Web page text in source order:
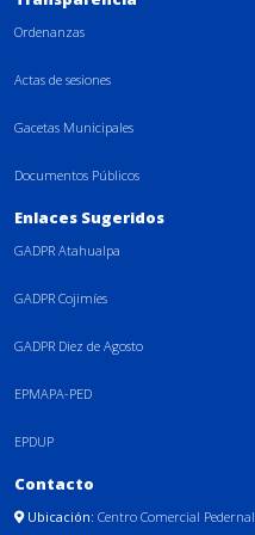
Ordenanzas
Actas de sesiones
Gacetas Municipales
Documentos Públicos
Enlaces Sugeridos
GADPR Atahualpa
GADPR Cojimíes
GADPR Diez de Agosto
EPMAPA-PED
EPDUP
Contacto
Ubicación: Centro Comercial Pedernal.